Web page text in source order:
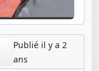
Publié il y a 2
ans